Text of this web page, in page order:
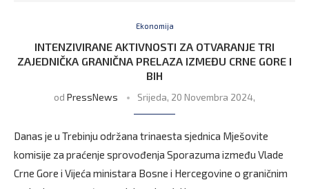
Ekonomija
INTENZIVIRANE AKTIVNOSTI ZA OTVARANJE TRI
ZAJEDNIČKA GRANIČNA PRELAZA IZMEĐU CRNE GORE I
BIH
od PressNews Srijeda, 20 Novembra 2024,
Danas je u Trebinju održana trinaesta sjednica Mješovite
komisije za praćenje sprovođenja Sporazuma između Vlade
Crne Gore i Vijeća ministara Bosne i Hercegovine o graničnim